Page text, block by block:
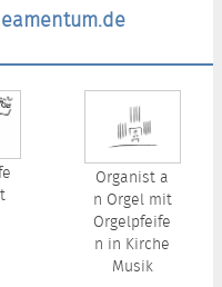
Organist a
n Orgel mit
Orgelpfeife
n in Kirche
Musik